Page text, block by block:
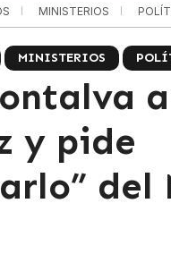
MINISTERIOS
MINISTERIOS
y pide